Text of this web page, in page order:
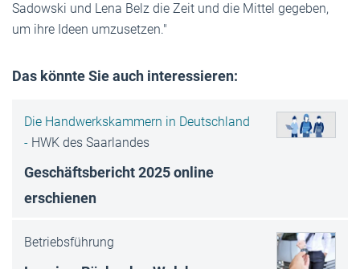
Sadowski und Lena Belz die Zeit und die Mittel gegeben,
um ihre Ideen umzusetzen."
Das könnte Sie auch interessieren:
Die Handwerkskammern in Deutschland
- HWK des Saarlandes
Geschäftsbericht 2025 online
erschienen
Betriebsführung